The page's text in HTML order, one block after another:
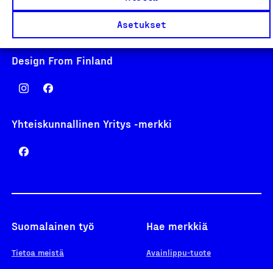
Asetukset
Design From Finland
Yhteiskunnallinen Yritys -merkki
Suomalainen työ
Tietoa meistä
Hae merkkiä
Avainlippu-tuote